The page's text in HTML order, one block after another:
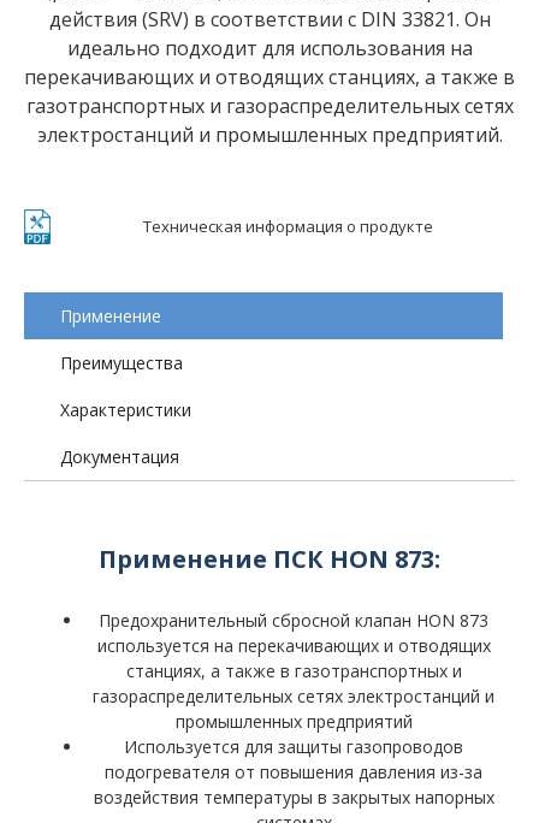
действия (SRV) в соответствии с DIN 33821. Он
идеально подходит для использования на
перекачивающих и отводящих станциях, а также в
газотранспортных и газораспределительных сетях
электростанций и промышленных предприятий.
Техническая информация о продукте
Применение
Преимущества
Характеристики
Документация
Применение ПСК HON 873:
Предохранительный сбросной клапан HON 873
используется на перекачивающих и отводящих
станциях, а также в газотранспортных и
газораспределительных сетях электростанций и
промышленных предприятий
Используется для защиты газопроводов
подогревателя от повышения давления из-за
воздействия температуры в закрытых напорных